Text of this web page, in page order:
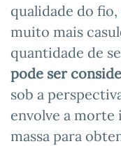
qualidade do
muito mais
quantidade de
pode ser
sob a
envolve a
massa para